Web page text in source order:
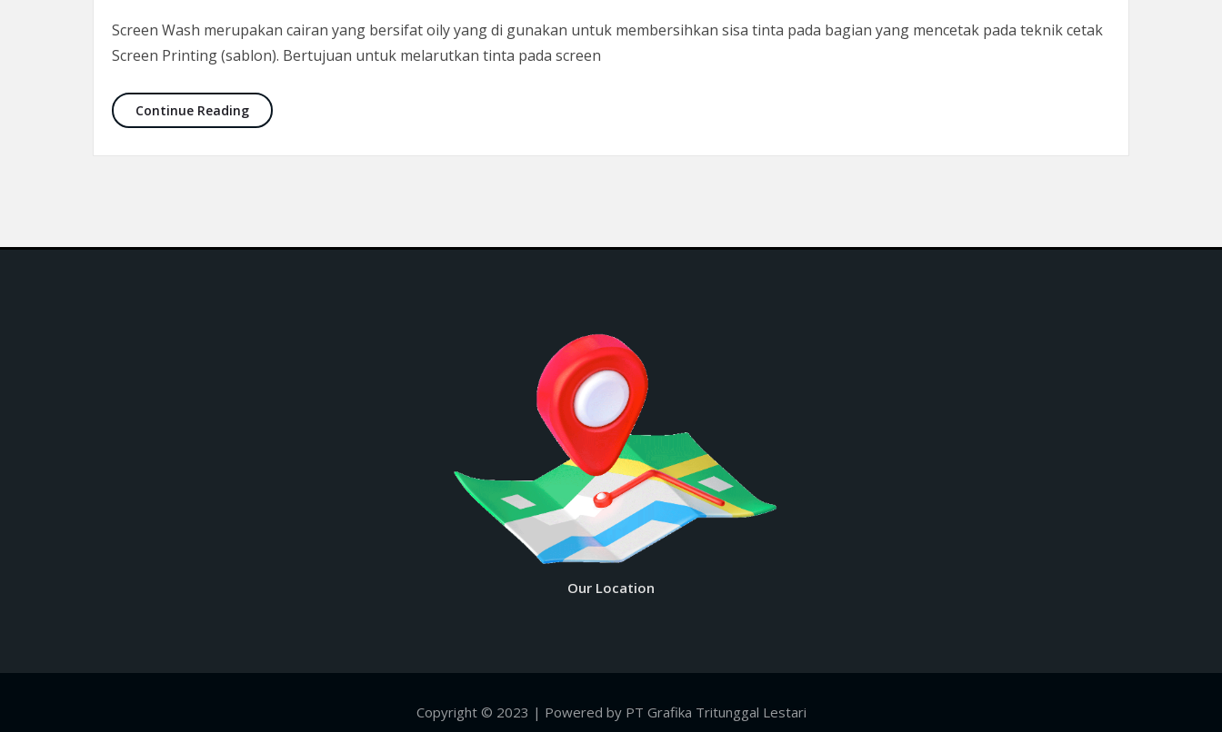
Screen Wash merupakan cairan yang bersifat oily yang di gunakan untuk membersihkan sisa tinta pada bagian yang mencetak pada teknik cetak
Screen Printing (sablon). Bertujuan untuk melarutkan tinta pada screen
Continue ReadingScreen Wash
Our Location
Copyright © 2023 | Powered by PT Grafika Tritunggal Lestari